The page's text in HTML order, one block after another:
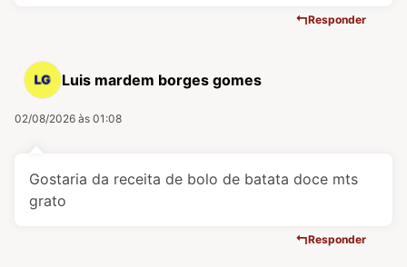
Responder
Luis mardem borges gomes
02/08/2026 às 01:08
Gostaria da receita de bolo de batata doce mts
grato
Responder